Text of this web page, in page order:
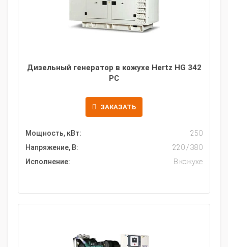
Дизельный генератор в кожухе Hertz HG 342
PC
ЗАКАЗАТЬ
Мощность, кВт:
250
Напряжение, В:
220 / 380
Исполнение:
В кожухе